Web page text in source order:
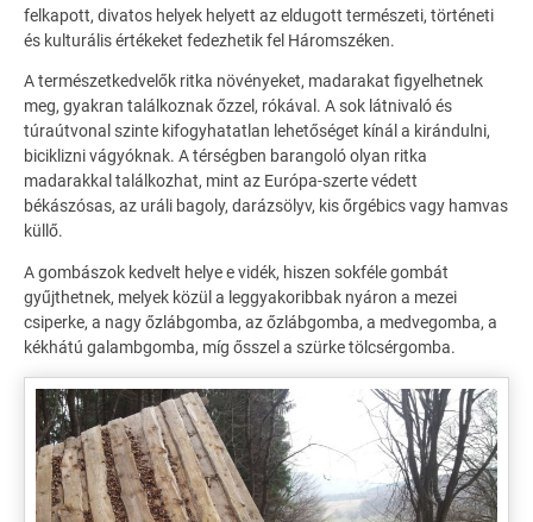
felkapott, divatos helyek helyett az eldugott természeti, történeti
és kulturális értékeket fedezhetik fel Háromszéken.
A természetkedvelők ritka növényeket, madarakat figyelhetnek
meg, gyakran találkoznak őzzel, rókával. A sok látnivaló és
túraútvonal szinte kifogyhatatlan lehetőséget kínál a kirándulni,
biciklizni vágyóknak. A térségben barangoló olyan ritka
madarakkal találkozhat, mint az Európa-szerte védett
békászósas, az uráli bagoly, darázsölyv, kis őrgébics vagy hamvas
küllő.
A gombászok kedvelt helye e vidék, hiszen sokféle gombát
gyűjthetnek, melyek közül a leggyakoribbak nyáron a mezei
csiperke, a nagy őzlábgomba, az őzlábgomba, a medvegomba, a
kékhátú galambgomba, míg ősszel a szürke tölcsérgomba.